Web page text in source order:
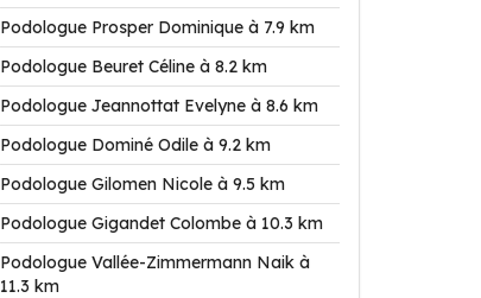
Podologue Prosper Dominique à 7.9 km
Podologue Beuret Céline à 8.2 km
Podologue Jeannottat Evelyne à 8.6 km
Podologue Dominé Odile à 9.2 km
Podologue Gilomen Nicole à 9.5 km
Podologue Gigandet Colombe à 10.3 km
Podologue Vallée-Zimmermann Naik à
11.3 km